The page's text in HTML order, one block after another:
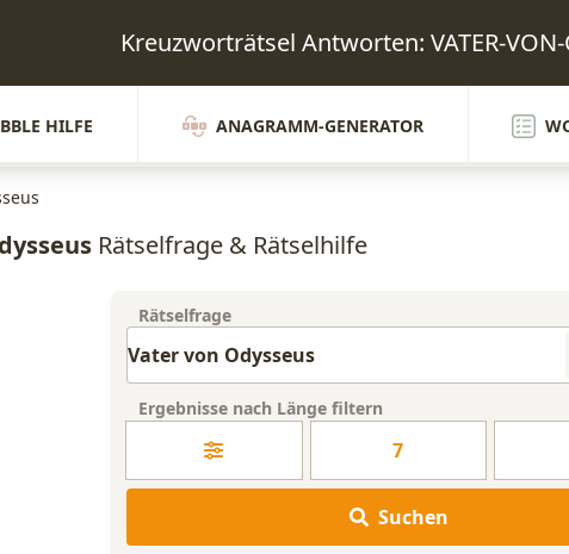
Kreuzworträtsel Antworten: VATER-VON-
HILFE ANAGRAMM-GENERATOR
Rätselfrage & Rätselhilfe
Rätselfrage
Ergebnisse nach Länge filtern
7
Suchen